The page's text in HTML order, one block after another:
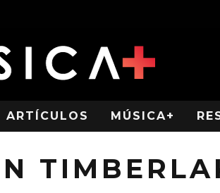
ARTÍCULOS MÚSICA+